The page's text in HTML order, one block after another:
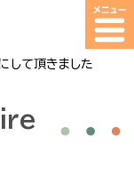
して頂きました